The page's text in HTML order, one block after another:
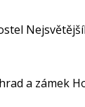
a zámek